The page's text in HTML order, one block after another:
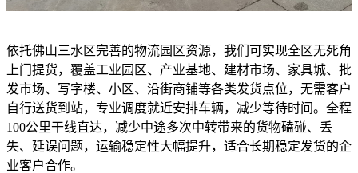
依托佛山三水区完善的物流园区资源，我们可实现全区无死角
上门提货，覆盖工业园区、产业基地、建材市场、家具城、批
发市场、写字楼、小区、沿街商铺等各类发货点位，无需客户
自行送货到站，专业调度就近安排车辆，减少等待时间。全程
100公里干线直达，减少中途多次中转带来的货物磕碰、丢
失、延误问题，运输稳定性大幅提升，适合长期稳定发货的企
业客户合作。